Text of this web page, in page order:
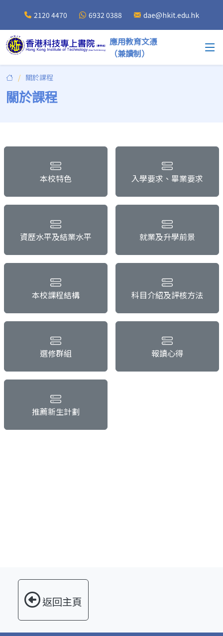
2120 4470 6932 0388 dae@hkit.edu.hk
應用教育文憑
（兼讀制）
關於課程
關於課程
本校特色 入學要求、畢業要求
資歷水平及結業水平 就業及升學前景
本校課程結構 科目介紹及評核方法
選修群組 報讀心得
推薦新生計劃
返回主頁